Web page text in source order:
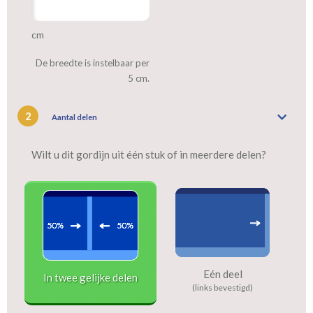
cm
De breedte is instelbaar per
5 cm.
2 Aantal delen
Wilt u dit gordijn uit één stuk of in meerdere delen?
In twee gelijke delen Eén deel
(links bevestigd)